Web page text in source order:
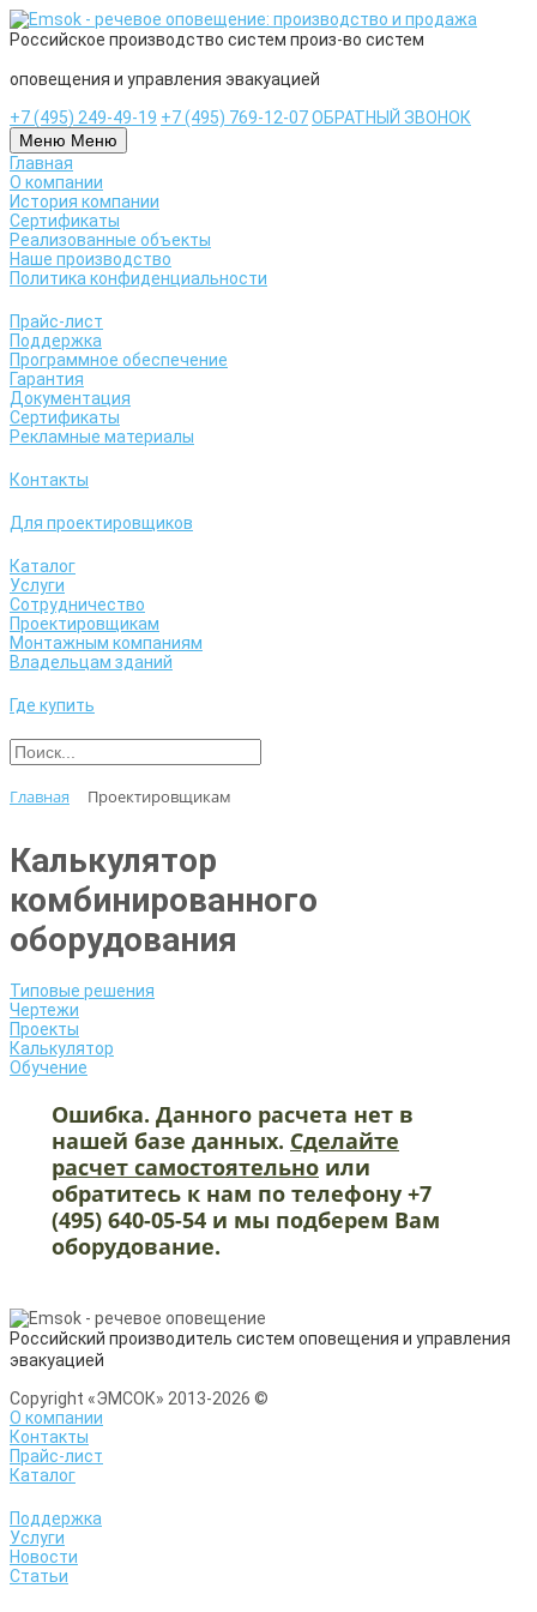
Российское производство систем произ-во систем
оповещения и управления эвакуацией
+7 (495) 249-49-19 +7 (495) 769-12-07ОБРАТНЫЙ ЗВОНОК
Меню Меню
Главная
О компании
История компании
Сертификаты
Реализованные объекты
Наше производство
Политика конфиденциальности
Прайс-лист
Поддержка
Программное обеспечение
Гарантия
Документация
Сертификаты
Рекламные материалы
Контакты
Для проектировщиков
Каталог
Услуги
Сотрудничество
Проектировщикам
Монтажным компаниям
Владельцам зданий
Где купить
Главная Проектировщикам
Калькулятор
комбинированного
оборудования
Типовые решения
Чертежи
Проекты
Калькулятор
Обучение
Ошибка. Данного расчета нет в
нашей базе данных. Сделайте
расчет самостоятельно или
обратитесь к нам по телефону +7
(495) 640-05-54 и мы подберем Вам
оборудование.
Российский производитель систем оповещения и управления
эвакуацией
Copyright «ЭМСОК» 2013-2026 ©
О компании
Контакты
Прайс-лист
Каталог
Поддержка
Услуги
Новости
Статьи